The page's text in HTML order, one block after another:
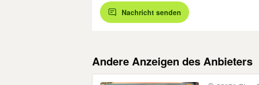
Nachricht senden
Andere Anzeigen des Anbieters